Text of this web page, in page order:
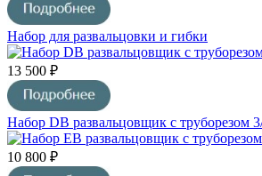
Набор для развальцовки и гибки
13 500 ₽
Набор DB развальцовщик с труборезом
10 800 ₽